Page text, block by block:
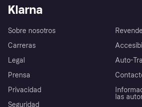
Klarna
Sobre nosotros
Carreras
Legal
Prensa
Privacidad
Seguridad
Auto-
las